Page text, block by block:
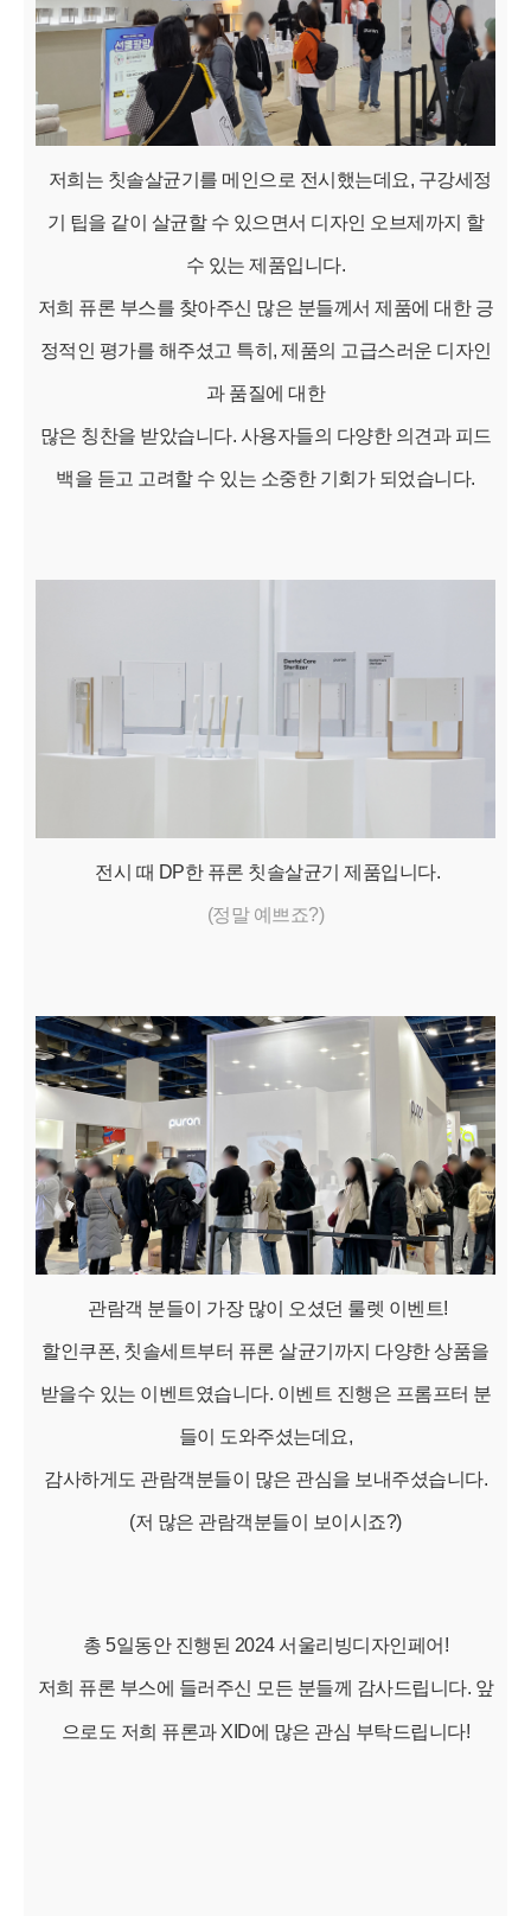
저희는 칫솔살균기를 메인으로 전시했는데요, 구강세정
기 팁을 같이 살균할 수 있으면서 디자인 오브제까지 할
수 있는 제품입니다.
저희 퓨론 부스를 찾아주신 많은 분들께서 제품에 대한 긍
정적인 평가를 해주셨고 특히, 제품의 고급스러운 디자인
과 품질에 대한
많은 칭찬을 받았습니다. 사용자들의 다양한 의견과 피드
백을 듣고 고려할 수 있는 소중한 기회가 되었습니다.
전시 때 DP한 퓨론 칫솔살균기 제품입니다.
(정말 예쁘죠?)
관람객 분들이 가장 많이 오셨던 룰렛 이벤트!
할인쿠폰, 칫솔세트부터 퓨론 살균기까지 다양한 상품을
받을수 있는 이벤트였습니다. 이벤트 진행은 프롬프터 분
들이 도와주셨는데요,
감사하게도 관람객분들이 많은 관심을 보내주셨습니다.
(저 많은 관람객분들이 보이시죠?)
총 5일동안 진행된 2024 서울리빙디자인페어!
저희 퓨론 부스에 들러주신 모든 분들께 감사드립니다. 앞
으로도 저희 퓨론과 XID에 많은 관심 부탁드립니다!